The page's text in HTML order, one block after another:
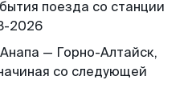
поезда со станции
2026
— Горно-Алтайск,
со следующей